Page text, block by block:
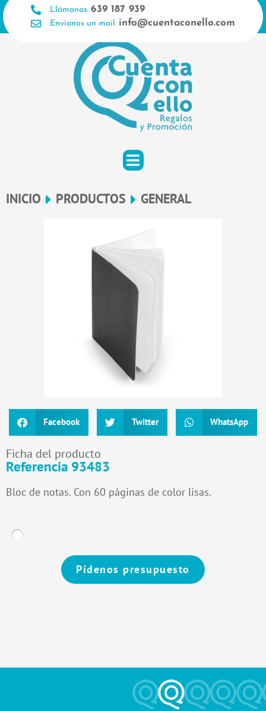
Ir
al
contenido
Llámanos: 639 187 939
Envíanos un mail: info@cuentaconello.com
INICIO PRODUCTOS GENERAL
Facebook Twitter WhatsApp
Ficha del producto
Referencia 93483
Bloc de notas. Con 60 páginas de color lisas.
Pídenos presupuesto